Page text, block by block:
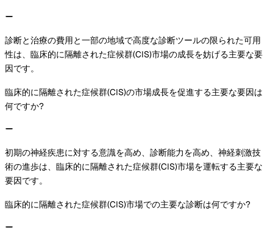
診断と治療の費用と一部の地域で高度な診断ツールの限られた可用
性は、臨床的に隔離された症候群(CIS)市場の成長を妨げる主要な要
因です。
臨床的に隔離された症候群(CIS)の市場成長を促進する主要な要因は
何ですか?
初期の神経疾患に対する意識を高め、診断能力を高め、神経刺激技
術の進歩は、臨床的に隔離された症候群(CIS)市場を運転する主要な
要因です。
臨床的に隔離された症候群(CIS)市場での主要な診断は何ですか?